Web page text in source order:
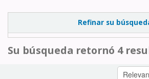
Refinar su
Su búsqueda retornó 4